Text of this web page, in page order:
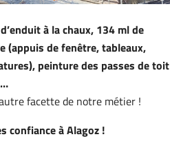
à la chaux, 134 ml de
(appuis de fenêtre, tableaux,
peinture des passes de toit
facette de notre métier !
confianceàAlagoz!